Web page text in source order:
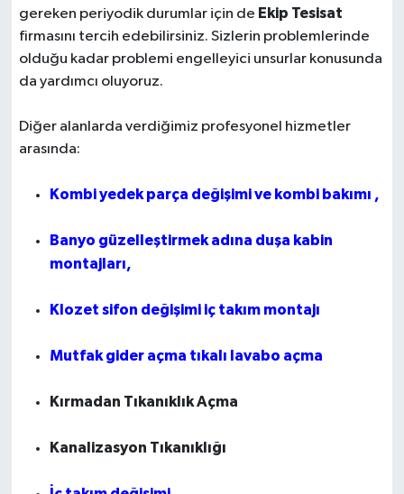
gereken periyodik durumlar için de Ekip Tesisat
firmasını tercih edebilirsiniz. Sizlerin problemlerinde
olduğu kadar problemi engelleyici unsurlar konusunda
da yardımcı oluyoruz.
Diğer alanlarda verdiğimiz profesyonel hizmetler
arasında:
Kombi yedek parça değişimi ve kombi bakımı ,
Banyo güzelleştirmek adına duşa kabin
montajları,
Klozet sifon değişimi iç takım montajı
Mutfak gider açma tıkalı lavabo açma
Kırmadan Tıkanıklık Açma
Kanalizasyon Tıkanıklığı